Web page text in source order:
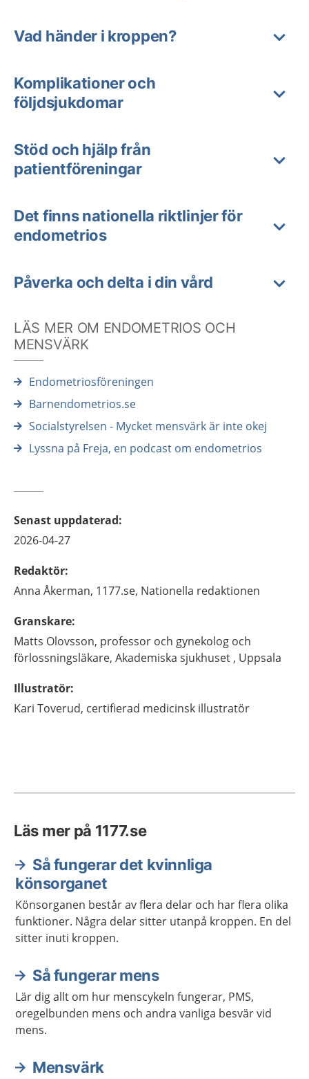
Vad händer i kroppen?
Komplikationer och
följdsjukdomar
Stöd och hjälp från
patientföreningar
Det finns nationella riktlinjer för
endometrios
Påverka och delta i din vård
LÄS MER OM ENDOMETRIOS OCH
MENSVÄRK
Endometriosföreningen
Barnendometrios.se
Socialstyrelsen - Mycket mensvärk är inte okej
Lyssna på Freja, en podcast om endometrios
Senast uppdaterad:
2026-04-27
Redaktör:
Anna Åkerman, 1177.se, Nationella redaktionen
Granskare:
Matts Olovsson, professor och gynekolog och
förlossningsläkare, Akademiska sjukhuset , Uppsala
Illustratör:
Kari Toverud, certifierad medicinsk illustratör
Läs mer på 1177.se
Så fungerar det kvinnliga
könsorganet
Könsorganen består av flera delar och har flera olika
funktioner. Några delar sitter utanpå kroppen. En del
sitter inuti kroppen.
Så fungerar mens
Lär dig allt om hur menscykeln fungerar, PMS,
oregelbunden mens och andra vanliga besvär vid
mens.
Mensvärk